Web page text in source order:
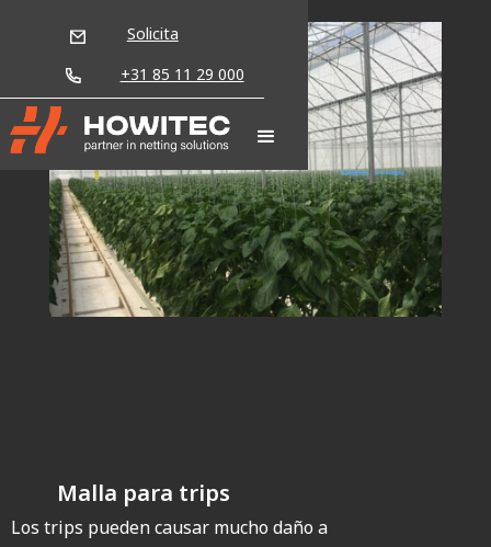
Solicita
+31 85 11 29 000
Malla para trips
Los trips pueden causar mucho daño a